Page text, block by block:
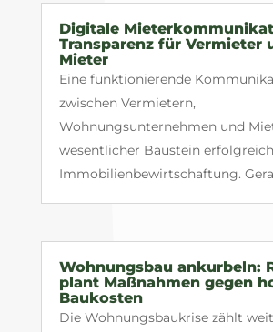
Digitale
Transparenz für Vermieter
Mieter
Eine funktionierende
zwischen Vermietern,
Wohnungsunternehmen und
wesentlicher Baustein
Immobilienbewirtschaftung.
Wohnungsbau ankurbeln:
plant Maßnahmen gegen
Baukosten
Die Wohnungsbaukrise zählt